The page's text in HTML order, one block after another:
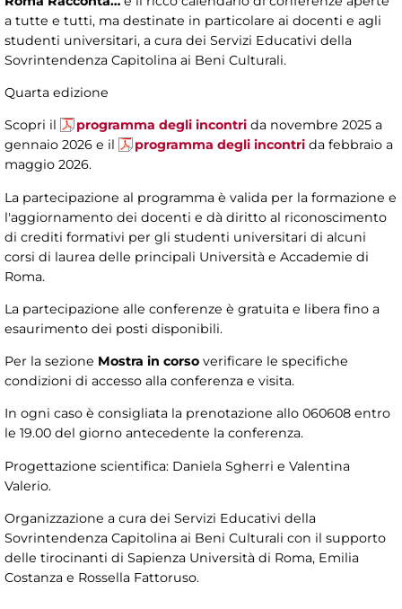
a tutte e tutti, ma destinate in particolare ai docenti e agli
studenti universitari, a cura dei Servizi Educativi della
Sovrintendenza Capitolina ai Beni Culturali.
Quarta edizione
Scopri il programma degli incontri da novembre 2025 a
gennaio 2026 e il
programma degli incontri da febbraio a
maggio 2026.
La partecipazione al programma è valida per la formazione e
l'aggiornamento dei docenti e dà diritto al riconoscimento
di crediti formativi per gli studenti universitari di alcuni
corsi di laurea delle principali Università e Accademie di
Roma.
La partecipazione alle conferenze è gratuita e libera fino a
esaurimento dei posti disponibili.
Per la sezione Mostra in corso verificare le specifiche
condizioni di accesso alla conferenza e visita.
In ogni caso è consigliata la prenotazione allo 060608 entro
le 19.00 del giorno antecedente la conferenza.
Progettazione scientifica: Daniela Sgherri e Valentina
Valerio.
Organizzazione a cura dei Servizi Educativi della
Sovrintendenza Capitolina ai Beni Culturali con il supporto
delle tirocinanti di Sapienza Università di Roma, Emilia
Costanza e Rossella Fattoruso.